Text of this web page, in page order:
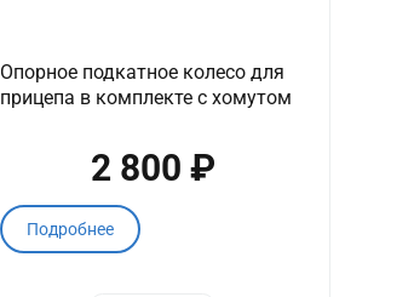
Опорное подкатное колесо для
прицепа в комплекте с хомутом
2 800 ₽
Подробнее